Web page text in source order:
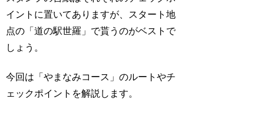
イントに置いてありますが、スタート地
点の「道の駅世羅」で貰うのがベストで
しょう。
今回は「やまなみコース 」のルートやチ
ェックポイントを解説します。